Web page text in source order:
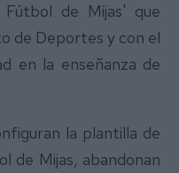
de Mijas' que
de Deportes y con el
en la enseñanza de
la plantilla de
de Mijas, abandonan